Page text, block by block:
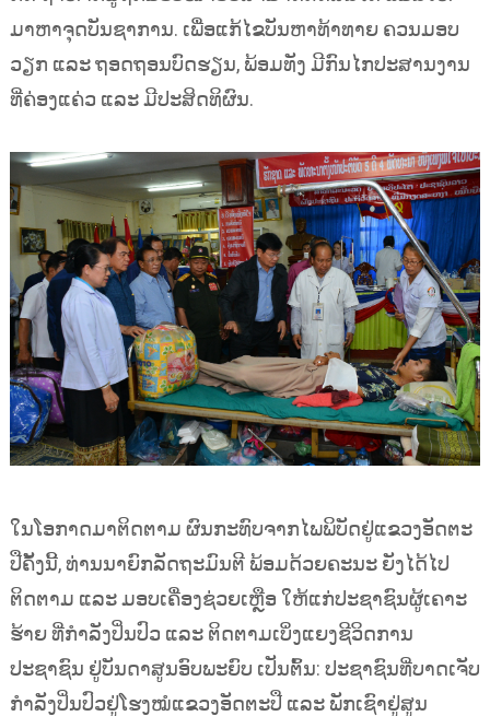
ມາຫາຈຸດບັນຊາການ. ເພື່ອແກ້ໄຂບັນຫາທ້າທາຍ ຄວນມອບ
ວຽກ ແລະ ຖອດຖອນບົດຮຽນ, ພ້ອມທັງ ມີກົນໄກປະສານງານ
ທີ່ຄ່ອງແຄ່ວ ແລະ ມີປະສິດທິຜົນ.
ໃນໂອກາດມາຕິດຕາມ ຜົນກະທົບຈາກໄພພິບັດຢູ່ແຂວງອັດຕະ
ປືຄັ້ງນີ້, ທ່ານນາຍົກລັດຖະມົນຕີ ພ້ອມດ້ວຍຄະນະ ຍັງໄດ້ໄປ
ຕິດຕາມ ແລະ ມອບເຄື່ອງຊ່ວຍເຫຼືອ ໃຫ້ແກ່ປະຊາຊົນຜູ້ເຄາະ
ຮ້າຍ ທີ່ກໍາລັງປິ່ນປົວ ແລະ ຕິດຕາມເບິ່ງແຍງຊີວິດການ
ປະຊາຊົນ ຢູ່ບັນດາສູນອົບພະຍົບ ເປັນຕົ້ນ: ປະຊາຊົນທີ່ບາດເຈັບ
ກຳລັງປິ່ນປົວຢູ່ໂຮງໝໍແຂວງອັດຕະປື ແລະ ພັກເຊົາຢູ່ສູນ